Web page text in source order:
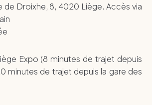
de Droixhe, 8, 4020 Liège. Accès via
Expo (8 minutes de trajet depuis
minutes de trajet depuis la gare des